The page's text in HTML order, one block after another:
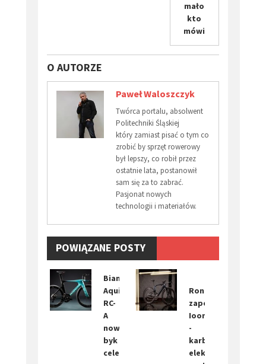
mało
kto
mówi
O AUTORZE
Paweł Waloszczyk
Twórca portalu, absolwent
Politechniki Śląskiej
który zamiast pisać o tym co
zrobić by sprzęt rowerowy
był lepszy, co robił przez
ostatnie lata, postanowił
sam się za to zabrać.
Pasjonat nowych
technologii i materiałów.
POWIĄZANE POSTY
Bianchi
Aquila
RC-
A
nowy
byk
celeste.
Rondo
zapowiada
Ioon
-
karbonowy
elektryk